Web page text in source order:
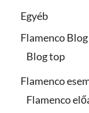
Egyéb
Flamenco Blog
Blog top
Flamenco
Flamenco